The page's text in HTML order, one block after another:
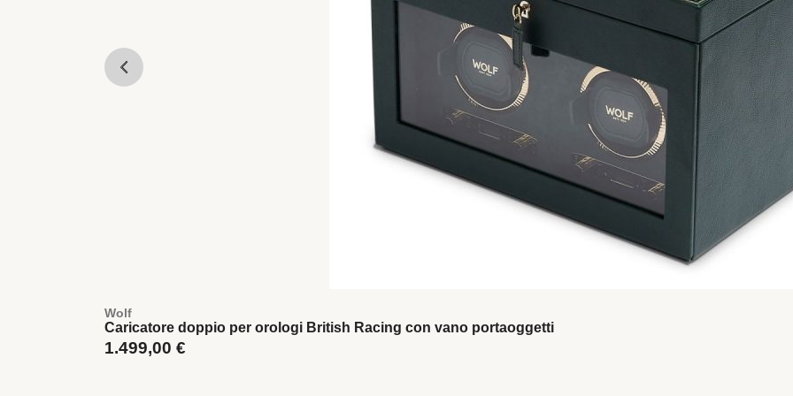
Wolf
Caricatore doppio per orologi British Racing con vano portaoggetti
1.499,00 €